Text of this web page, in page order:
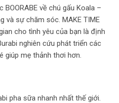
về chú gấu Koala –
và sự chăm sóc. MAKE TIME
cho tình yêu của bạn là định
nghiên cứu phát triển các
giúp mẹ thảnh thơi hơn.
pha sữa nhanh nhất thế giới.